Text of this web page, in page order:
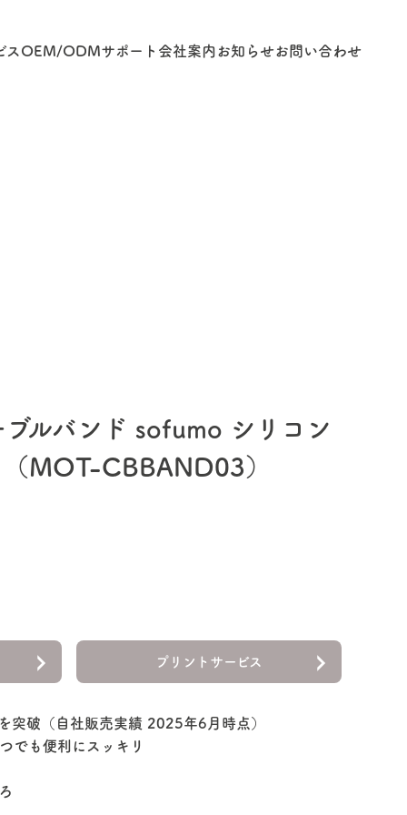
ス OEM/ODMサポート 会社案内 お知らせお問い合わせ
ルバンド sofumo シリコン
MOT-CBBAND03）
プリントサービス
突破（自社販売実績 2025年6月時点）
でも便利にスッキリ